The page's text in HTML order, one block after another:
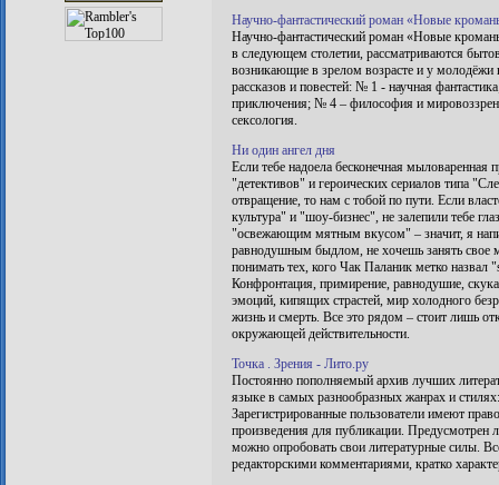
Научно-фантастический роман «Новые
Научно-фантастический роман «Новые
в следующем столетии, рассматриваются
возникающие в зрелом возрасте и у
рассказов и повестей: № 1 - научная
приключения; № 4 – философия и
сексология.
Ни один ангел дня
Если тебе надоела бесконечная мыловаренная
"детективов" и героических сериалов типа
отвращение, то нам с тобой по пути. Если
культура" и "шоу-бизнес", не залепили тебе
"освежающим мятным вкусом" – значит, я
равнодушным быдлом, не хочешь занять свое
понимать тех, кого Чак Паланик метко назвал
Конфронтация, примирение, равнодушие,
эмоций, кипящих страстей, мир холодного
жизнь и смерть. Все это рядом – стоит лишь
окружающей действительности.
Точка . Зрения - Лито.ру
Постоянно пополняемый архив лучших
языке в самых разнообразных жанрах и
Зарегистрированные пользователи имеют
произведения для публикации.
можно опробовать свои литературные силы.
редакторскими комментариями, кратко